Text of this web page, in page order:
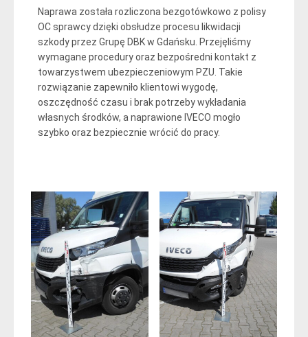
Naprawa została rozliczona bezgotówkowo z polisy
OC sprawcy dzięki obsłudze procesu likwidacji
szkody przez Grupę DBK w Gdańsku. Przejęliśmy
wymagane procedury oraz bezpośredni kontakt z
towarzystwem ubezpieczeniowym PZU. Takie
rozwiązanie zapewniło klientowi wygodę,
oszczędność czasu i brak potrzeby wykładania
własnych środków, a naprawione IVECO mogło
szybko oraz bezpiecznie wrócić do pracy.